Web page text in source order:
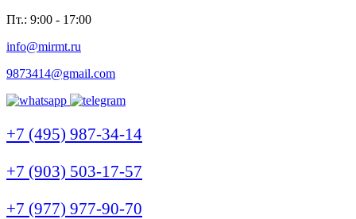
Пт.: 9:00 - 17:00
info@mirmt.ru
9873414@gmail.com
+7 (495) 987-34-14
+7 (903) 503-17-57
+7 (977) 977-90-70